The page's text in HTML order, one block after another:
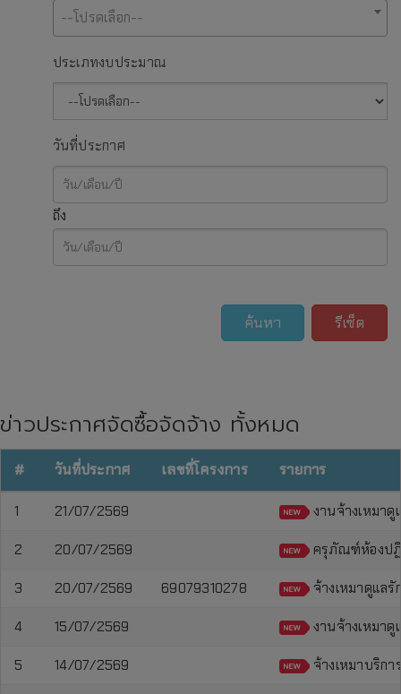
--โปรดเลือก--
ประเภทงบประมาณ
วันที่ประกาศ
ถึง
ค้นหา รีเซ็ต
ข่าวประกาศจัดซื้อจัดจ้าง ทั้งหมด
# วันที่ประกาศ เลขที่โครงการ รายการ
1 21/07/2569 งานจ้างเหมา
2 20/07/2569 ครุภัณฑ์ห้องปฏิ
3 20/07/2569 69079310278 จ้างเหมาดูแลรั
4 15/07/2569 งานจ้างเหมา
5 14/07/2569 จ้างเหมาบริกา